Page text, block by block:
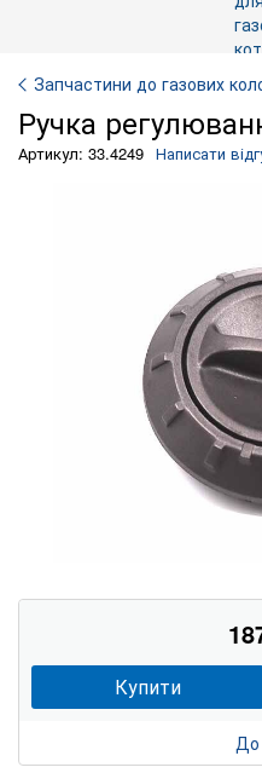
Запчастини до газових
Ручка
Артикул: 33.4249 Написати
Купити
До